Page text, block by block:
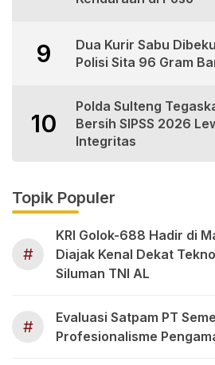
9
Dua Kurir Sabu
Polisi Sita 96 Gram
10
Polda Sulteng
Bersih SIPSS 2026
Integritas
Topik Populer
#
KRI Golok-688 Hadir di
Diajak Kenal Dekat
Siluman TNI AL
#
Evaluasi Satpam PT
Profesionalisme